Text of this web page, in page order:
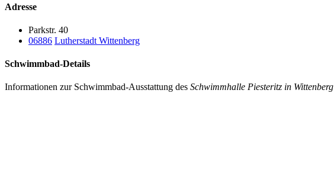
Adresse
Parkstr. 40
06886 Lutherstadt Wittenberg
Schwimmbad-Details
Informationen zur Schwimmbad-Ausstattung des Schwimmhalle Piesteritz in Wittenberg